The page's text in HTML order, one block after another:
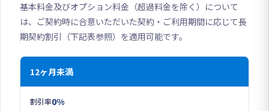
基本料金及びオプション料金（超過料金を除く）について
は、ご契約時に合意いただいた契約・ご利用期間に応じて長
期契約割引（下記表参照）を適用可能です。
12ヶ月未満
0%